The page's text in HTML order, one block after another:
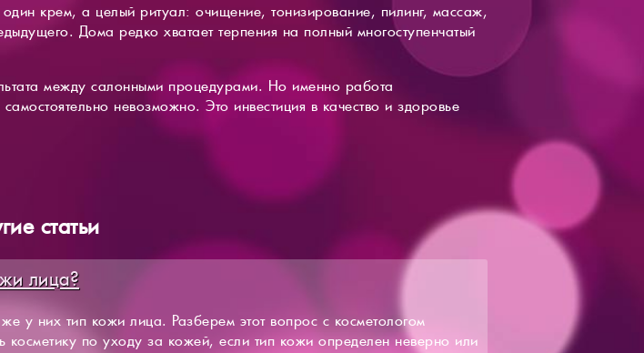
крем, а целый ритуал: очищение, тонизирование, пилинг, массаж,
Дома редко хватает терпения на полный многоступенчатый
между салонными процедурами. Но именно работа
невозможно. Это инвестиция в качество и здоровье
статьи
лица?
у них тип кожи лица. Разберем этот вопрос с косметологом
косметику по уходу за кожей, если тип кожи определен неверно или